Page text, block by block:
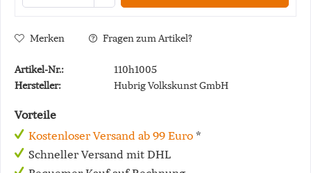
Merken Fragen zum Artikel?
Artikel-Nr.:
110h1005
Hersteller:
Hubrig Volkskunst GmbH
Vorteile
Kostenloser Versand ab 99 Euro *
Schneller Versand mit DHL